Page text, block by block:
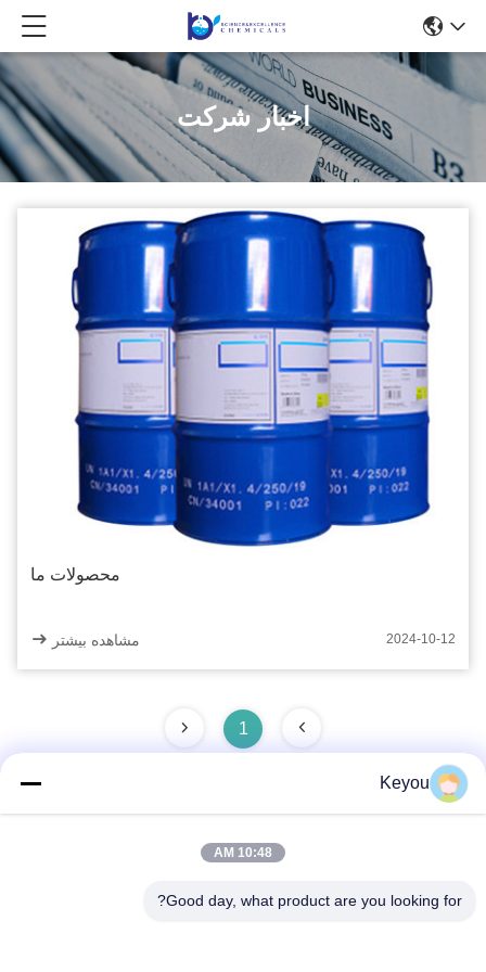
اخبار شرکت
محصولات ما
2024-10-12 مشاهده بیشتر
1
آدرس
Keyou
10:48 AM
Good day, what product are you looking for?